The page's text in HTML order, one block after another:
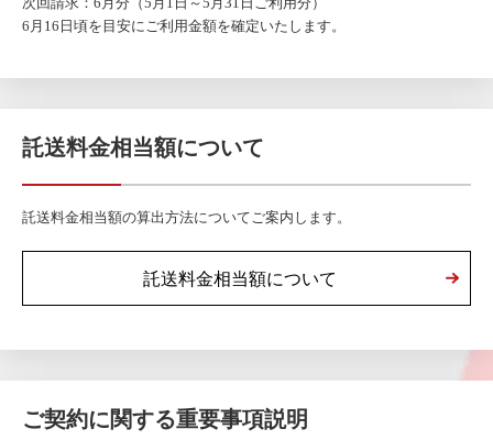
6月16日頃を目安にご利用金額を確定いたします。
託送料金相当額について
託送料金相当額の算出方法についてご案内します。
託送料金相当額について
ご契約に関する重要事項説明